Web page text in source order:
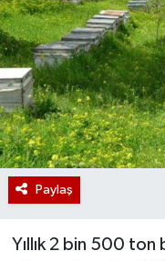
Paylaş
Yıllık 2 bin 500